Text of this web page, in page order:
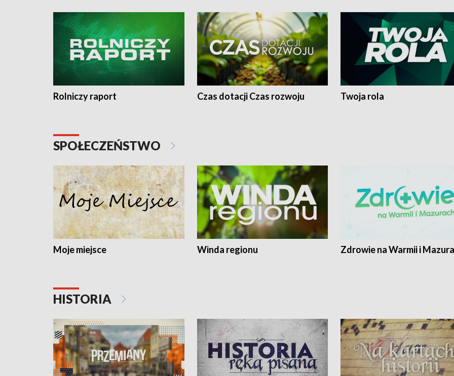
Rolniczy raport Czas dotacji Czas rozwoju Twoja rola
SPOŁECZEŃSTWO
Moje miejsce Winda regionu Zdrowie na Warmii i
HISTORIA